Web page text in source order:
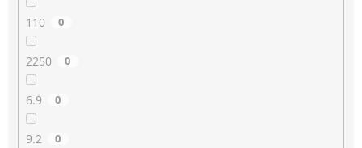
110 0
2250 0
6.9 0
9.2 0